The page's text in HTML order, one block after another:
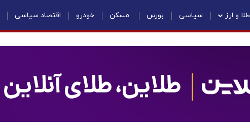
طلا و ارز سیاسی بورس مسکن خودرو اقتصاد سیاسی